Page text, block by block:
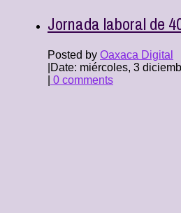
Jornada laboral de
Posted by Oaxaca Digital
Date: miércoles, 3
0 comments